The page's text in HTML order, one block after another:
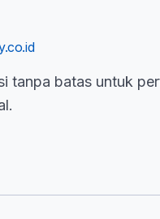
tanpa batas untuk